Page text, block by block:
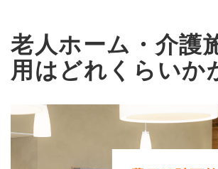
老人ホーム・介護
用はどれくらいか